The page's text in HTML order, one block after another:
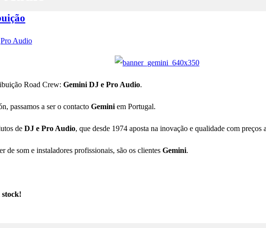
Pro Audio
Road Crew: Gemini DJ e Pro Audio.
passamos a ser o contacto Gemini em Portugal.
de DJ e Pro Audio, que desde 1974 aposta na inovação e qualidade com preços
de som e instaladores profissionais, são os clientes Gemini.
stock!